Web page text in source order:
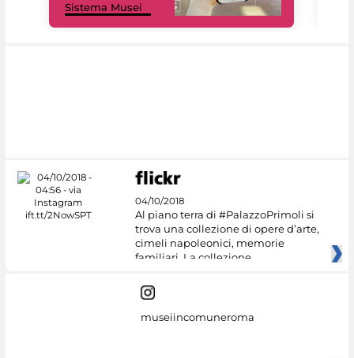
Sistema Musei
04/10/2018
Al piano terra di #PalazzoPrimoli si
trova una collezione di opere d’arte,
cimeli napoleonici, memorie
familiari. La collezione
museiincomuneroma